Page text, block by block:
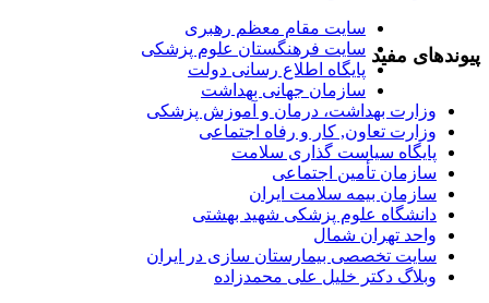
پیوندهای مفید
سایت مقام معظم رهبری
سایت فرهنگستان علوم پزشکی
پایگاه اطلاع رسانی دولت
سازمان جهانی بهداشت
وزارت بهداشت، درمان و آموزش پزشکی
وزارت تعاون, کار و رفاه اجتماعی
پایگاه سیاست گذاری سلامت
سازمان تأمین اجتماعی
سازمان بیمه سلامت ایران
دانشگاه علوم پزشکی شهید بهشتی
واحد تهران شمال
سایت تخصصی بیمارستان سازی در ایران
وبلاگ دکتر خلیل علی محمدزاده